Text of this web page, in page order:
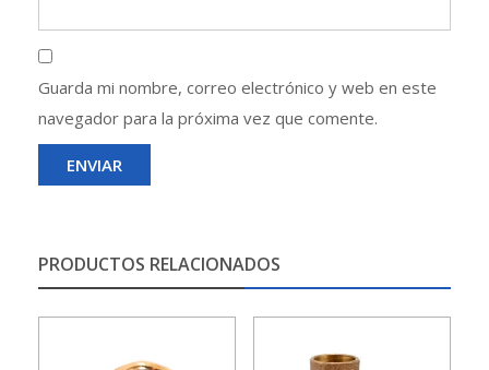
Guarda mi nombre, correo electrónico y web en este
navegador para la próxima vez que comente.
PRODUCTOS RELACIONADOS